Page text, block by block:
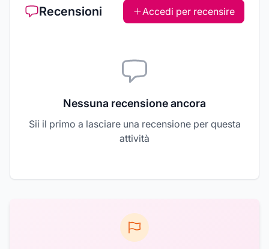
Recensioni Accedi per recensire
Nessuna recensione ancora
Sii il primo a lasciare una recensione per questa
attività